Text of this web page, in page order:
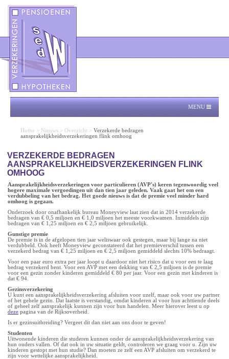
MENU
Home > Nieuws > Overzicht > Verzekerde bedragen
aansprakelijkheidsverzekeringen flink omhoog
VERZEKERDE BEDRAGEN
AANSPRAKELIJKHEIDSVERZEKERINGEN FLINK
OMHOOG
Aansprakelijkheidsverzekeringen voor particulieren (AVP's) keren tegenwoordig veel
hogere maximale vergoedingen uit dan tien jaar geleden. Vaak gaat het om een
verdubbeling van het bedrag. Het goede nieuws is dat de premie veel minder hard
omhoog is gegaan.
Onderzoek door onafhankelijk bureau Moneyview laat zien dat in 2014 verzekerde
bedragen van € 0,5 miljoen en € 1,0 miljoen het meeste voorkwamen. Inmiddels zijn
bedragen van € 1,25 miljoen en € 2,5 miljoen gebruikelijk.
Gunstige premie
De premie is in de afgelopen tien jaar weliswaar ook gestegen, maar bij lange na niet
verdubbeld. Ook heeft Moneyview geconstateerd dat het premieverschil tussen een
verzekerd bedrag van € 1,25 miljoen en € 2,5 miljoen gemiddeld slechts 10% bedraagt.
Voor een paar euro extra per jaar loopt u daardoor niet het risico dat u voor een te laag
bedrag verzekerd bent. Voor een AVP met een dekking van € 2,5 miljoen is de premie
voor een gezin zonder kinderen gemiddeld € 80 per jaar. Voor een gezin met kinderen is
dat € 94.
Gezinsverzekering
U kunt een aansprakelijkheidsverzekering afsluiten voor uzelf, maar ook voor uw partner
of het gehele gezin. Dat laatste is verstandig, omdat kinderen al voor hun achttiende deels
of geheel zelf aansprakelijk kunnen zijn voor hun handelen. Meer hierover leest u op
deze pagina van de Rijksoverheid.
Is er gezinsuitbreiding? Vergeet dit dan niet aan ons door te geven!
Studenten
Uitwonende kinderen die studeren kunnen onder de aansprakelijkheidsverzekering van
hun ouders vallen. Of dat ook in uw situatie geldt, controleren we graag voor u. Zijn uw
kinderen gestopt met hun studie? Dan moeten ze zelf een AVP afsluiten om verzekerd te
zijn voor wettelijke aansprakelijkheid.